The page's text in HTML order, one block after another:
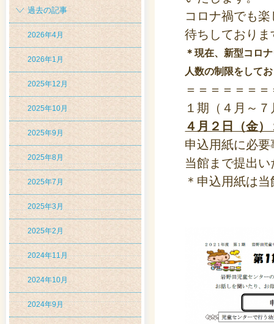
過去の記事
2026年4月
2026年1月
2025年12月
2025年10月
2025年9月
2025年8月
2025年7月
2025年3月
2025年2月
2024年11月
2024年10月
2024年9月
コロナ禍でも
待ちしておりま
＊現在、新型コロ
人数の制限をして
＝＝＝＝＝＝
１期（４月～
４月２日（金
申込用紙に必
当館まで提出
＊申込用紙は